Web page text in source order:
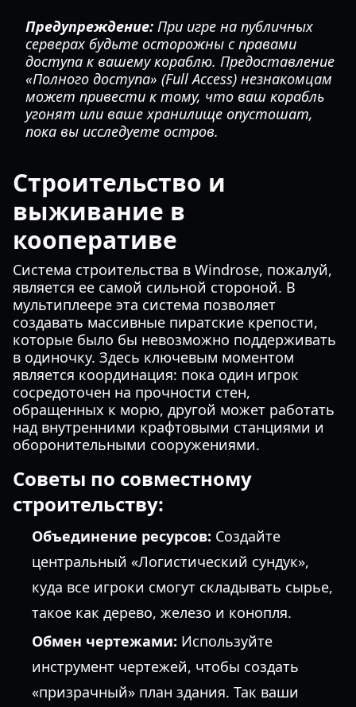
Предупреждение: При игре на публичных
серверах будьте осторожны с правами
доступа к вашему кораблю. Предоставление
«Полного доступа» (Full Access) незнакомцам
может привести к тому, что ваш корабль
угонят или ваше хранилище опустошат,
пока вы исследуете остров.
Строительство и
выживание в
кооперативе
Система строительства в Windrose, пожалуй,
является ее самой сильной стороной. В
мультиплеере эта система позволяет
создавать массивные пиратские крепости,
которые было бы невозможно поддерживать
в одиночку. Здесь ключевым моментом
является координация: пока один игрок
сосредоточен на прочности стен,
обращенных к морю, другой может работать
над внутренними крафтовыми станциями и
оборонительными сооружениями.
Советы по совместному
строительству:
Объединение ресурсов: Создайте
центральный «Логистический сундук»,
куда все игроки смогут складывать сырье,
такое как дерево, железо и конопля.
Обмен чертежами: Используйте
инструмент чертежей, чтобы создать
«призрачный» план здания. Так ваши